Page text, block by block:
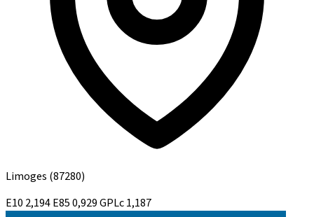
Limoges (87280)
E10 2,194E850,929GPLc1,187